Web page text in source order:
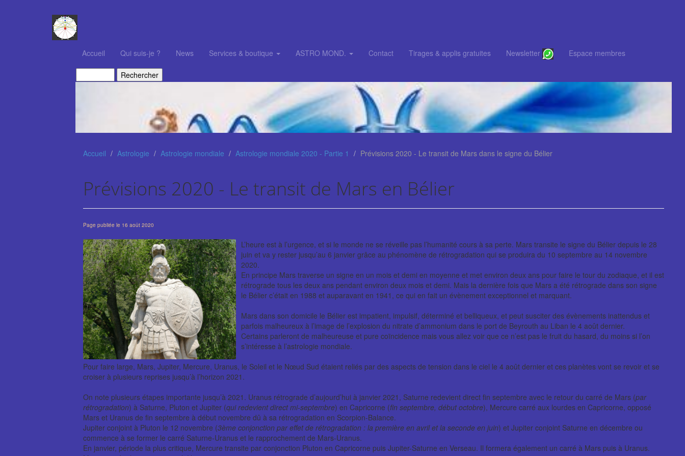
Accueil Qui suis-je ? News Services & boutique ASTRO MOND. Contact Tirages & applis gratuites Newsletter Espace membres
Accueil Astrologie Astrologie mondiale Astrologie mondiale 2020 - Partie 1 Prévisions 2020 - Le transit de Mars dans le signe du Bélier
Prévisions 2020 - Le transit de Mars en Bélier
Page publiée le 16 août 2020
L’heure est à l’urgence, et si le monde ne se réveille pas l’humanité cours à sa perte. Mars transite le signe du Bélier depuis le 28
juin et va y rester jusqu’au 6 janvier grâce au phénomène de rétrogradation qui se produira du 10 septembre au 14 novembre
2020.
En principe Mars traverse un signe en un mois et demi en moyenne et met environ deux ans pour faire le tour du zodiaque, et il est
rétrograde tous les deux ans pendant environ deux mois et demi. Mais la dernière fois que Mars a été rétrograde dans son signe
le Bélier c’était en 1988 et auparavant en 1941, ce qui en fait un évènement exceptionnel et marquant.
Mars dans son domicile le Bélier est impatient, impulsif, déterminé et belliqueux, et peut susciter des évènements inattendus et
parfois malheureux à l’image de l’explosion du nitrate d’ammonium dans le port de Beyrouth au Liban le 4 août dernier.
Certains parleront de malheureuse et pure coïncidence mais vous allez voir que ce n’est pas le fruit du hasard, du moins si l’on
s’intéresse à l’astrologie mondiale.
Pour faire large, Mars, Jupiter, Mercure, Uranus, le Soleil et le Nœud Sud étaient reliés par des aspects de tension dans le ciel le 4 août dernier et ces planètes vont se revoir et se
croiser à plusieurs reprises jusqu’à l’horizon 2021.
On note plusieurs étapes importante jusqu’à 2021. Uranus rétrograde d’aujourd’hui à janvier 2021, Saturne redevient direct fin septembre avec le retour du carré de Mars (par
rétrogradation) à Saturne, Pluton et Jupiter (qui redevient direct mi-septembre) en Capricorne (fin septembre, début octobre), Mercure carré aux lourdes en Capricorne, opposé
Mars et Uranus de fin septembre à début novembre dû à sa rétrogradation en Scorpion-Balance.
Jupiter conjoint à Pluton le 12 novembre (3ème conjonction par effet de rétrogradation : la première en avril et la seconde en juin) et Jupiter conjoint Saturne en décembre ou
commence à se former le carré Saturne-Uranus et le rapprochement de Mars-Uranus.
En janvier, période la plus critique, Mercure transite par conjonction Pluton en Capricorne puis Jupiter-Saturne en Verseau. Il formera également un carré à Mars puis à Uranus.